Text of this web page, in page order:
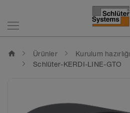
home Ürünler Kurulum
Schlüter-KERDI-LINE-GTO